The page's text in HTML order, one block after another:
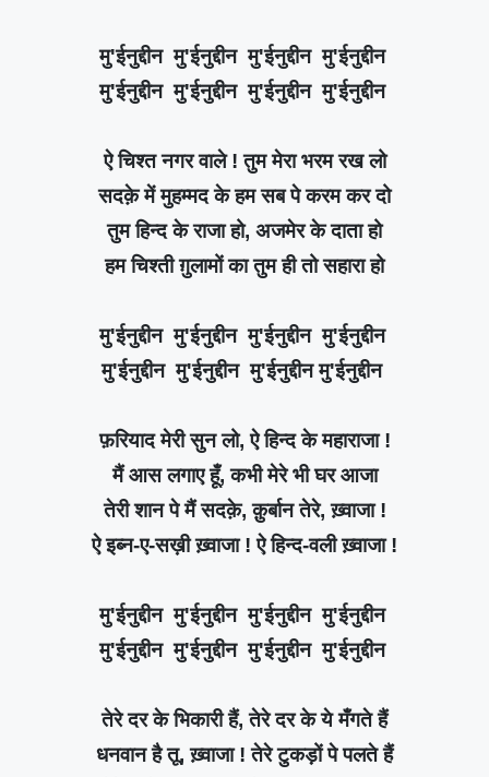
मु'ईनुद्दीन मु'ईनुद्दीन मु'ईनुद्दीन मु'ईनुद्दीन
मु'ईनुद्दीन मु'ईनुद्दीन मु'ईनुद्दीन मु'ईनुद्दीन
ऐ चिश्त नगर वाले ! तुम मेरा भरम रख लो
सदक़े में मुहम्मद के हम सब पे करम कर दो
तुम हिन्द के राजा हो, अजमेर के दाता हो
हम चिश्ती ग़ुलामों का तुम ही तो सहारा हो
मु'ईनुद्दीन मु'ईनुद्दीन मु'ईनुद्दीन मु'ईनुद्दीन
मु'ईनुद्दीन मु'ईनुद्दीन मु'ईनुद्दीन मु'ईनुद्दीन
फ़रियाद मेरी सुन लो, ऐ हिन्द के महाराजा !
मैं आस लगाए हूँ, कभी मेरे भी घर आजा
तेरी शान पे मैं सदक़े, क़ुर्बान तेरे, ख़्वाजा !
ऐ इब्न-ए-सख़ी ख़्वाजा ! ऐ हिन्द-वली ख़्वाजा !
मु'ईनुद्दीन मु'ईनुद्दीन मु'ईनुद्दीन मु'ईनुद्दीन
मु'ईनुद्दीन मु'ईनुद्दीन मु'ईनुद्दीन मु'ईनुद्दीन
तेरे दर के भिकारी हैं, तेरे दर के ये मँगते हैं
धनवान है तू, ख़्वाजा ! तेरे टुकड़ों पे पलते हैं